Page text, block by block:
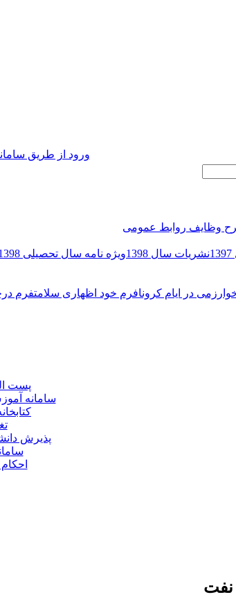
ورود از طريق
وظایف روابط عمومی
نشریات سال 1398 ویژه نامه سال تحصیلی 1398
در ایام کرونافرم خود اظهاری سلامتفرم
پست
سامانه
پذیرش
نفت